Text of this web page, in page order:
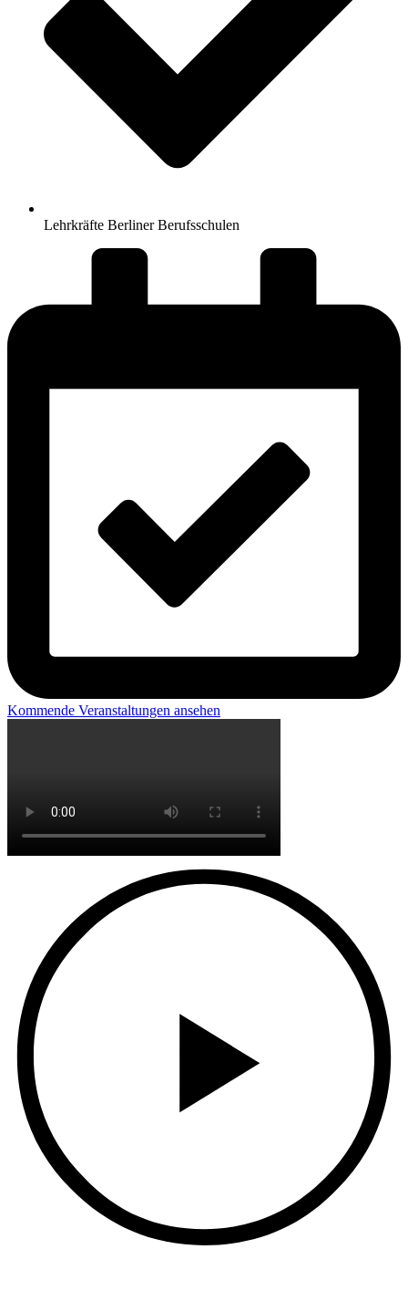
Lehrkräfte Berliner Berufsschulen
Kommende Veranstaltungen ansehen